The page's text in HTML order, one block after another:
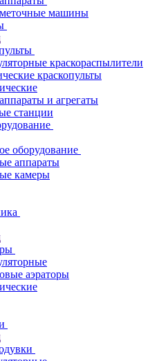
машины
краскораспылители
краскопульты
и агрегаты
станции
оборудование
аппараты
камеры
аэраторы